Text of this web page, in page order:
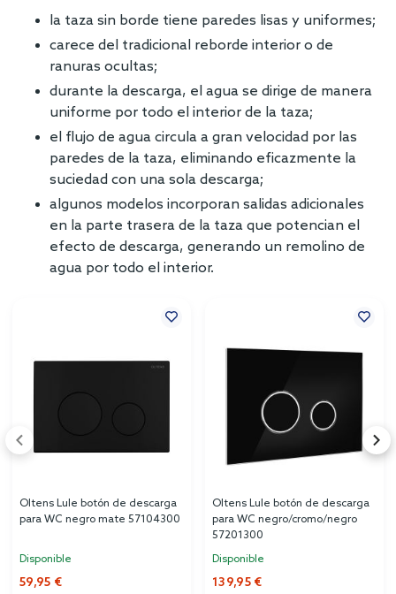
la taza sin borde tiene paredes lisas y uniformes;
carece del tradicional reborde interior o de
ranuras ocultas;
durante la descarga, el agua se dirige de manera
uniforme por todo el interior de la taza;
el flujo de agua circula a gran velocidad por las
paredes de la taza, eliminando eficazmente la
suciedad con una sola descarga;
algunos modelos incorporan salidas adicionales
en la parte trasera de la taza que potencian el
efecto de descarga, generando un remolino de
agua por todo el interior.
Oltens Lule botón de descarga
para WC negro mate 57104300
Disponible
59,95 €
Oltens Lule botón de descarga
para WC negro/cromo/negro
57201300
Disponible
139,95 €